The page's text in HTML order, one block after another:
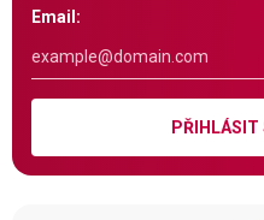
Email:
PŘIHLÁSIT